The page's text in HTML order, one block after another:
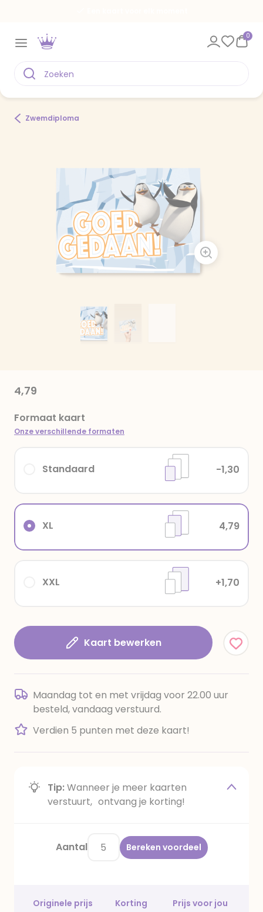
0
Zwemdiploma
4,79
Formaat kaart
Onze verschillende formaten
XXL +1,70
XL 4,79
Standaard -1,30
Kaart bewerken
Maandag tot en met vrijdag voor 22.00 uur
besteld, vandaag verstuurd.
Verdien 5 punten met deze kaart!
Tip:Wanneer je meer kaarten
verstuurt, ontvang je korting!
Aantal Bereken voordeel
Originele prijs Korting
Prijs voor jou